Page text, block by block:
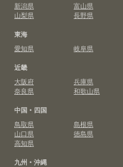
新潟県
富山県
山梨県
長野県
東海
愛知県
岐阜県
近畿
大阪府
兵庫県
奈良県
和歌山県
中国・四国
鳥取県
島根県
山口県
徳島県
高知県
九州・沖縄